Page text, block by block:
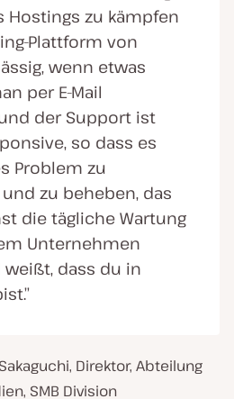
Hostings zu kämpfen
Plattform von
wenn etwas
per E-Mail
der Support ist
so dass es
Problem zu
zu beheben, das
die tägliche Wartung
Unternehmen
dass du in
Direktor, Abteilung
SMB Division